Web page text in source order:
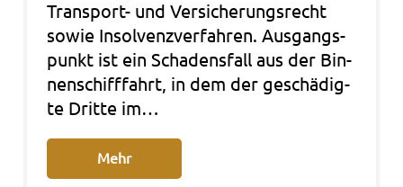
Transport- und Ver­si­che­rungs­recht
sowie Insol­venz­ver­fah­ren. Aus­gangs­
punkt ist ein Scha­dens­fall aus der Bin­
nen­schiff­fahrt, in dem der geschä­dig­
te Drit­te im…
Mehr